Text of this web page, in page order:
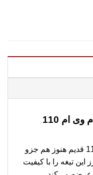
خرید تیغه برف پاک کن جلو ام وی ام 110
تیغه برف پاک کن جلو ام وی ام 110 قدیم هنوز هم جزو
تیغه را با کیفیت